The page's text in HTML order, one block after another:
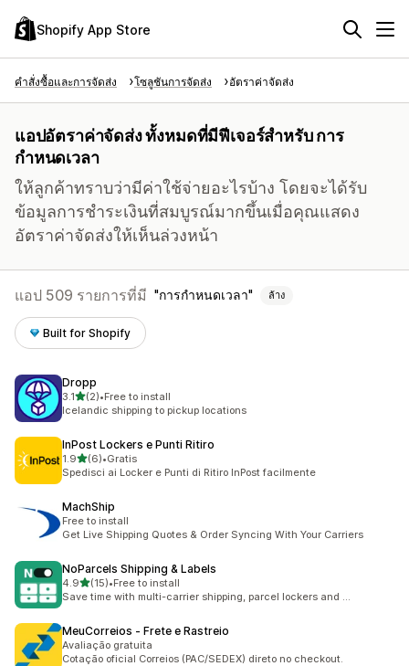
Shopify App Store
คำสั่งซื้อและการจัดส่ง โซลูชันการจัดส่ง อัตราค่าจัดส่ง
แอปอัตราค่าจัดส่ง ทั้งหมดที่มีฟีเจอร์สำหรับ การ
กำหนดเวลา
ให้ลูกค้าทราบว่ามีค่าใช้จ่ายอะไรบ้าง โดยจะได้รับ
ข้อมูลการชำระเงินที่สมบูรณ์มากขึ้นเมื่อคุณแสดง
อัตราค่าจัดส่งให้เห็นล่วงหน้า
แอป 509 รายการที่มี การกำหนดเวลา ล้าง
Built for Shopify
Dropp
3.1เต็ม 5 ดาว
(2)
ทั้งหมด 2 รีวิว
•Free to install
Icelandic shipping to pickup locations
InPost Lockers e Punti Ritiro
1.9เต็ม 5 ดาว
(6)
ทั้งหมด 6 รีวิว
•Gratis
Spedisci ai Locker e Punti di Ritiro InPost facilmente
MachShip
Free to install
Get Live Shipping Quotes & Order Syncing With Your Carriers
NoParcels Shipping & Labels
4.9เต็ม 5 ดาว
(15)
ทั้งหมด 15 รีวิว
•Free to install
Save time with multi-carrier shipping, parcel lockers and ...
MeuCorreios ‑ Frete e Rastreio
Avaliação gratuita
Cotação oficial Correios (PAC/SEDEX) direto no checkout.